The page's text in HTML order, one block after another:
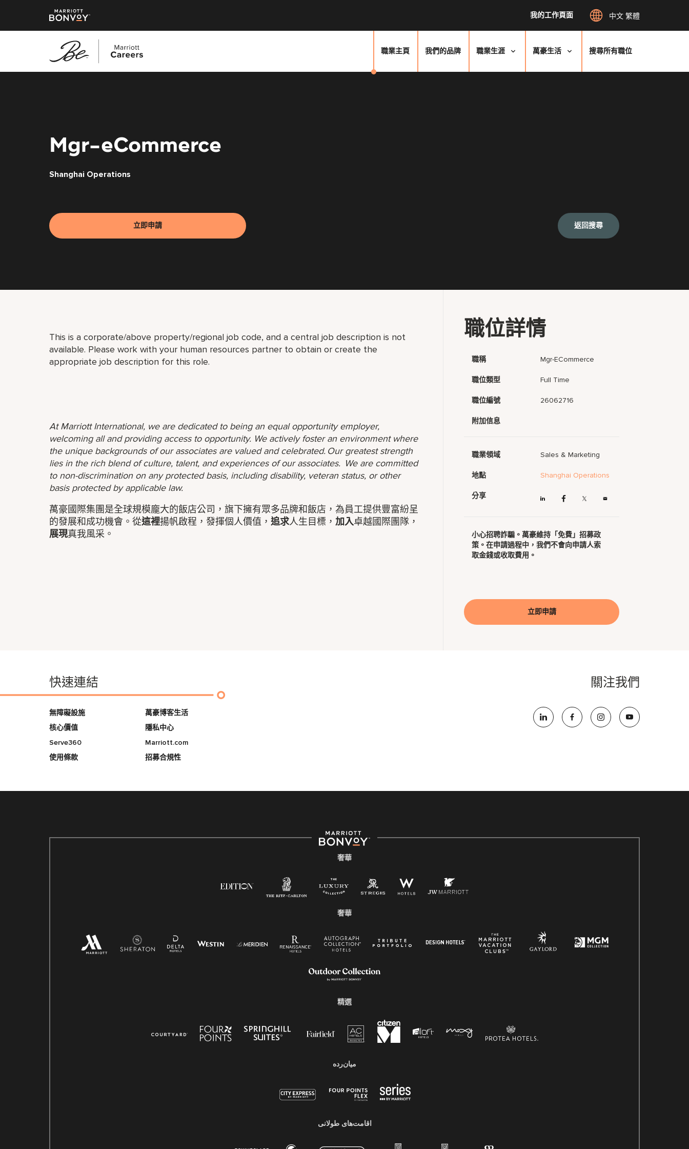
我的工作頁面 中文 繁體
職業主頁 我們的品牌 職業生涯 萬豪生活 搜尋所有職位
Mgr-eCommerce
Shanghai Operations
立即申請 返回搜尋
This is a corporate/above property/regional job code, and a central job description is not
available. Please work with your human resources partner to obtain or create the
appropriate job description for this role.
At Marriott International, we are dedicated to being an equal opportunity employer,
welcoming all and providing access to opportunity. We actively foster an environment where
the unique backgrounds of our associates are valued and celebrated. Our greatest strength
lies in the rich blend of culture, talent, and experiences of our associates. We are committed
to non-discrimination on any protected basis, including disability, veteran status, or other
basis protected by applicable law.
萬豪國際集團是全球規模龐大的飯店公司，旗下擁有眾多品牌和飯店，為員工提供豐富紛呈
的發展和成功機會。從這裡揚帆啟程，發揮個人價值， 追求人生目標， 加入卓越國際團隊，
展現真我風采。
職位詳情
職稱 Mgr-ECommerce
職位類型 Full Time
職位編號 26062716
附加信息
職業領域 Sales & Marketing
地點 Shanghai Operations
分享
小心招聘詐騙。萬豪維持「免費」招募政
策。在申請過程中，我們不會向申請人索
取金錢或收取費用。
立即申請
快速連結
無障礙設施
核心價值
Serve360
使用條款
萬豪博客生活
隱私中心
Marriott.com
招募合規性
關注我們
奢華
奢華
精選
میان‌رده
اقامت‌های طولانی